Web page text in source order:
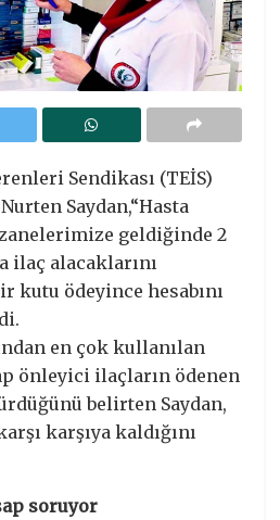
Sendikası (TEİS)
Saydan,“Hasta
geldiğinde 2
ilaç alacaklarını
kutu ödeyince hesabını
en çok kullanılan
önleyici ilaçların ödenen
belirten Saydan,
karşıya kaldığını
soruyor